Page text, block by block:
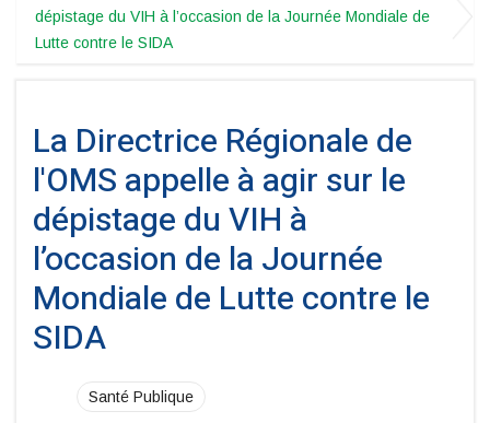
dépistage du VIH à l’occasion de la Journée Mondiale de
Lutte contre le SIDA
La Directrice Régionale de
l'OMS appelle à agir sur le
dépistage du VIH à
l’occasion de la Journée
Mondiale de Lutte contre le
SIDA
Santé Publique